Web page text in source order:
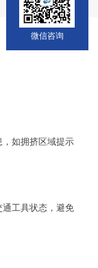
如拥挤区域提示
工具状态，避免
微信咨询